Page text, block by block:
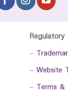
Regulatory
-
- Website
- Terms &